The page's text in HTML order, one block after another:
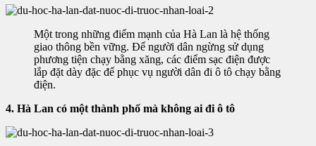
Một trong những điểm mạnh của Hà Lan là hệ thống
giao thông bền vững. Để người dân ngừng sử dụng
phương tiện chạy bằng xăng, các điểm sạc điện được
lắp đặt dày đặc để phục vụ người dân đi ô tô chạy bằng
điện.
4. Hà Lan có một thành phố mà không ai đi ô tô